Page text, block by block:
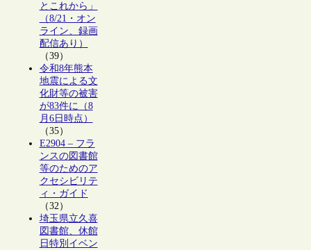
とこれから」
（8/21・オン
ライン、録画
配信あり）
（39）
令和8年熊本
地震による文
化財等の被害
が83件に（8
月6日時点）
（35）
E2904 – フラ
ンスの図書館
等のためのア
クセシビリテ
ィ・ガイド
（32）
埼玉県立久喜
図書館、休館
日特別イベン